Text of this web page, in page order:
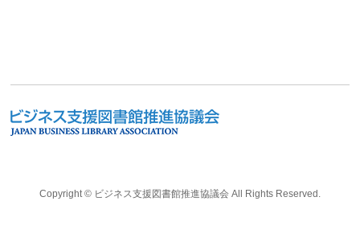
Copyright © ビジネス支援図書館推進協議会All Rights Reserved.